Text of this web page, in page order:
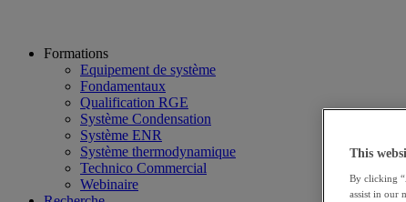
Formations
Equipement de système
Fondamentaux
Qualification RGE
Système Condensation
Système ENR
Système thermodynamique
Technico Commercial
Webinaire
This
By clicking
assist in our